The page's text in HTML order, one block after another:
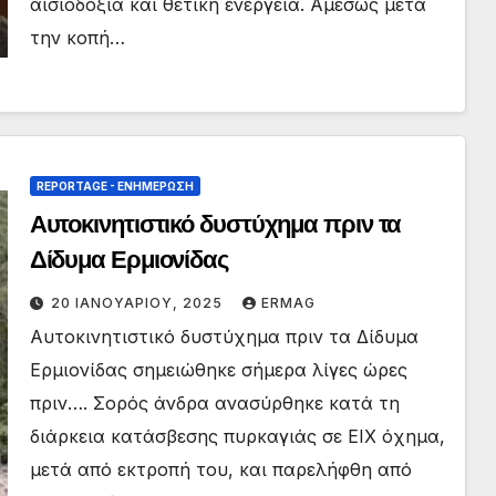
την κοπή…
REPORTAGE - EΝΗΜΈΡΩΣΗ
Αυτοκινητιστικό δυστύχημα πριν τα
Δίδυμα Ερμιονίδας
20 ΙΑΝΟΥΑΡΊΟΥ, 2025 ERMAG
Αυτοκινητιστικό δυστύχημα πριν τα Δίδυμα
Ερμιονίδας σημειώθηκε σήμερα λίγες ώρες
πριν…. Σορός άνδρα ανασύρθηκε κατά τη
διάρκεια κατάσβεσης πυρκαγιάς σε ΕΙΧ όχημα,
μετά από εκτροπή του, και παρελήφθη από